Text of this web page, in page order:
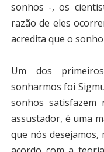
sonhos -, os
razão de eles
acredita que o
Um dos
sonharmos foi
sonhos satisfazem
assustador, é uma
que nós desejamos,